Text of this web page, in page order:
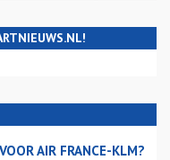
AIR FRANCE-KLM?